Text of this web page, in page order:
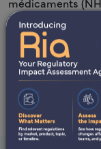
heurts et
florissant de
En savoir plus